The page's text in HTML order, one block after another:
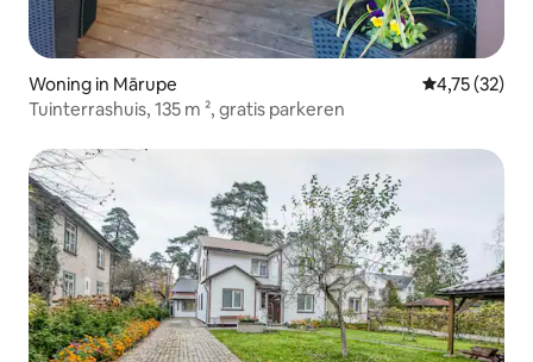
Woning in Mārupe Gemiddelde
4,75 (32)
Tuinterrashuis, 135 m ², gratis parkeren